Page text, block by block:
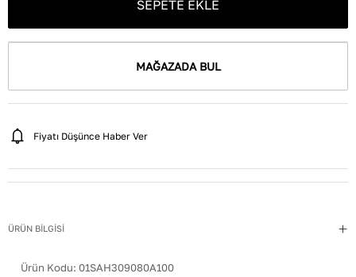
SEPETE EKLE
MAĞAZADA BUL
Fiyatı Düşünce Haber Ver
ÜRÜN BİLGİSİ
Ürün Kodu: 01SAH309080A100